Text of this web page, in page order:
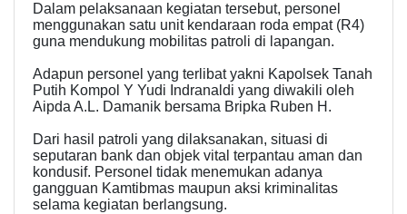
Dalam pelaksanaan kegiatan tersebut, personel
menggunakan satu unit kendaraan roda empat (R4)
guna mendukung mobilitas patroli di lapangan.
Adapun personel yang terlibat yakni Kapolsek Tanah
Putih Kompol Y Yudi Indranaldi yang diwakili oleh
Aipda A.L. Damanik bersama Bripka Ruben H.
Dari hasil patroli yang dilaksanakan, situasi di
seputaran bank dan objek vital terpantau aman dan
kondusif. Personel tidak menemukan adanya
gangguan Kamtibmas maupun aksi kriminalitas
selama kegiatan berlangsung.